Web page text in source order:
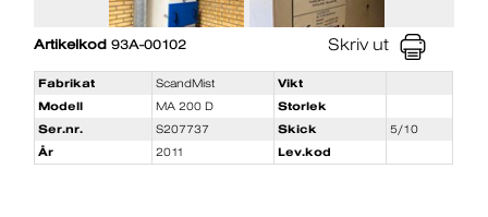
Artikelkod 93A-00102 Skriv ut
Fabrikat ScandMist
Vikt
Modell
MA 200 D
Storlek
Ser.nr.
S207737 Skick
5/10
År
2011 Lev.kod